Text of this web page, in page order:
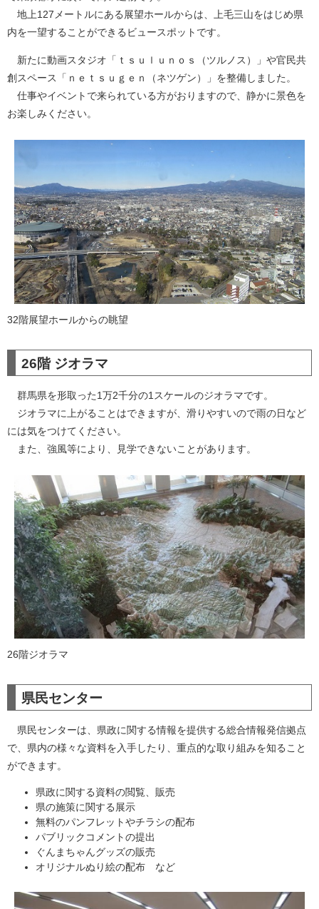
地上127メートルにある展望ホールからは、上毛三山をはじめ県
内を一望することができるビュースポットです。
新たに動画スタジオ「ｔｓｕｌｕｎｏｓ（ツルノス）」や官民共
創スペース「ｎｅｔｓｕｇｅｎ（ネツゲン）」を整備しました。
仕事やイベントで来られている方がおりますので、静かに景色を
お楽しみください。
32階展望ホールからの眺望
26階 ジオラマ
群馬県を形取った1万2千分の1スケールのジオラマです。
ジオラマに上がることはできますが、滑りやすいので雨の日など
には気をつけてください。
また、強風等により、見学できないことがあります。
26階ジオラマ
県民センター
県民センターは、県政に関する情報を提供する総合情報発信拠点
で、県内の様々な資料を入手したり、重点的な取り組みを知ること
ができます。
県政に関する資料の閲覧、販売
県の施策に関する展示
無料のパンフレットやチラシの配布
パブリックコメントの提出
ぐんまちゃんグッズの販売
オリジナルぬり絵の配布 など